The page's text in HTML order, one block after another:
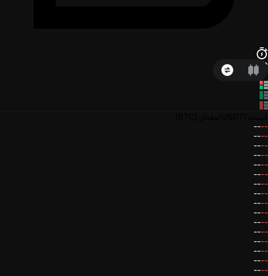
--
--
--
--
--
--
--
--
--
--
--
--
--
--
--
--
--
--
--
--
--
--
--
--
--
--
--
--
--
--
--
--